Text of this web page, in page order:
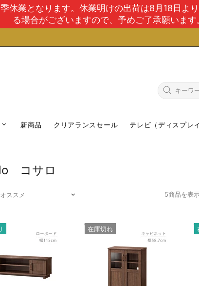
業となります。休業明けの出荷は8月18日よ
る場合がございますので、予めご了承願います
新商品 クリアランスセール テレビ（ディスプレ
コサロ
5商品を表
在庫切れ